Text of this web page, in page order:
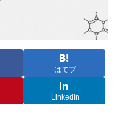
はてブ
LinkedIn